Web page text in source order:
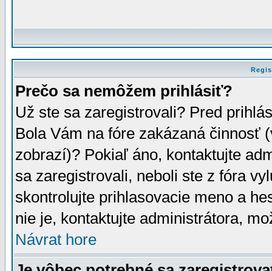
Prečo sa nemôžem prihlásiť?
Už ste sa zaregistrovali? Pred
Bola Vám na fóre zakázaná činnosť
zobrazí)? Pokiaľ áno, kontaktujte
sa zaregistrovali, neboli ste z fóra
skontrolujte prihlasovacie meno a
nie je, kontaktujte administrátora,
Návrat hore